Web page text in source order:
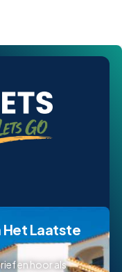
Het Laatste
en hoor als